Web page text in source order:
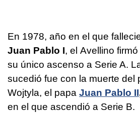
En 1978, año en el que
Juan Pablo I, el Avellino
su único ascenso a Serie A.
sucedió fue con la muerte del
Wojtyla, el papa Juan Pablo II
en el que ascendió a Serie B.